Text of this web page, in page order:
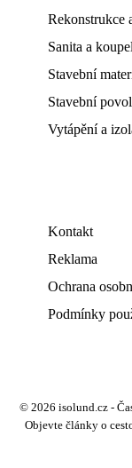
Rekonstrukce
Sanita a
Stavební
Stavební
Vytápění a
Kontakt
Reklama
Ochrana
Podmínky
© 2026 isolund.cz -
Objevte články o